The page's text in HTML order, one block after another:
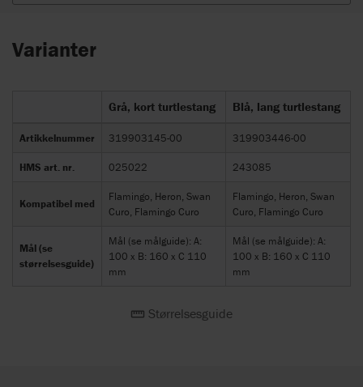
Varianter
Grå, kort turtlestang Blå, lang turtlestang
Artikkelnummer 319903145-00 319903446-00
HMS art. nr. 025022 243085
Kompatibel med
Flamingo, Heron, Swan
Curo, Flamingo Curo
Flamingo, Heron, Swan
Curo, Flamingo Curo
Mål (se
størrelsesguide)
Mål (se målguide): A:
100 x B: 160 x C 110
mm
Mål (se målguide): A:
100 x B: 160 x C 110
mm
Størrelsesguide